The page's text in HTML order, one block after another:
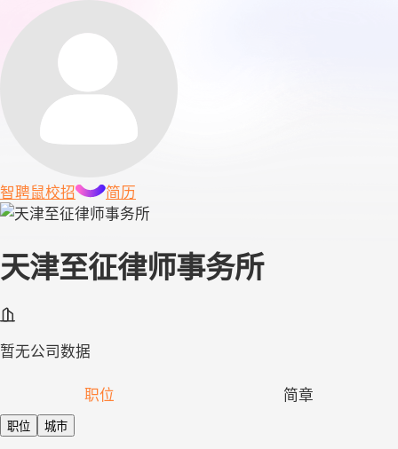
智聘鼠校招 简历
天津至征律师事务所
暂无公司数据
职位 简章
职位 城市